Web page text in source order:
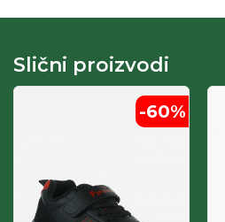
Slični proizvodi
-60%